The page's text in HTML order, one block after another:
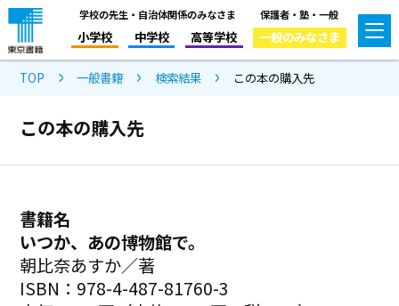
学校の先生・自治体関係のみなさま
小学校 中学校 高等学校
保護者・塾・一般
一般のみなさま
TOP 一般書籍 検索結果 この本の購入先
この本の購入先
書籍名
いつか、あの博物館で。
朝比奈あすか／著
ISBN：978-4-487-81760-3